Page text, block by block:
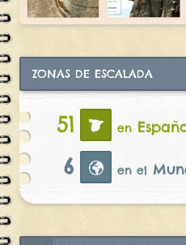
ZONAS DE ESCALADA
51 en
6 en el